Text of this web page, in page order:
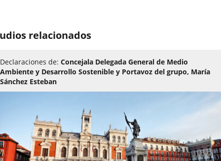
relacionados
Declaraciones de: Concejala Delegada General de Medio
Ambiente y Desarrollo Sostenible y Portavoz del grupo, María
Sánchez Esteban